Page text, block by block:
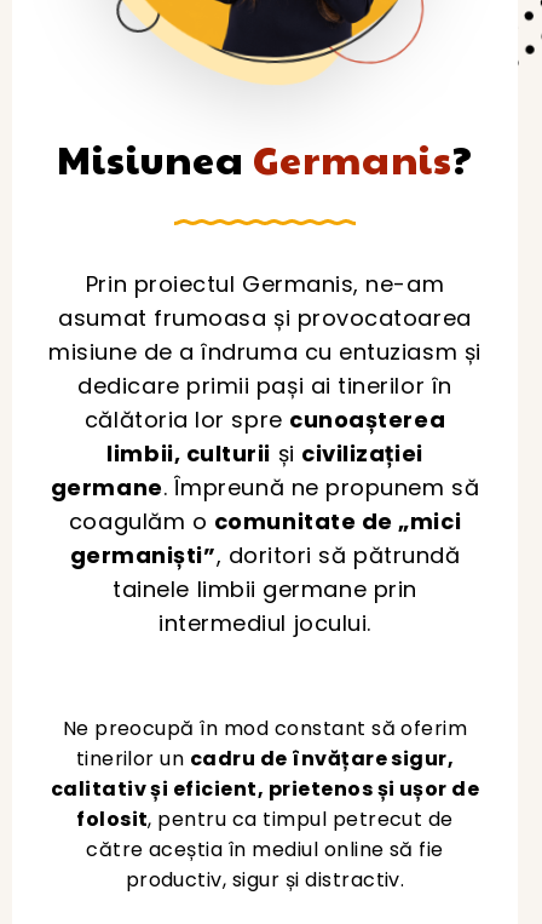
Misiunea Germanis?
Prin proiectul Germanis, ne-am
asumat frumoasa și provocatoarea
misiune de a îndruma cu entuziasm și
dedicare primii pași ai tinerilor în
călătoria lor spre cunoașterea
limbii, culturii și civilizației
germane. Împreună ne propunem să
coagulăm o comunitate de „mici
germaniști”, doritori să pătrundă
tainele limbii germane prin
intermediul jocului.
Ne preocupă în mod constant să oferim
tinerilor un cadru de învățare sigur,
calitativ și eficient, prietenos și ușor de
folosit, pentru ca timpul petrecut de
către aceștia în mediul online să fie
productiv, sigur și distractiv.